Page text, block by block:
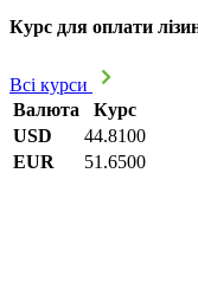
Курс для оплати
Всі курси
Валюта
Курс
USD
44.8100
EUR
51.6500